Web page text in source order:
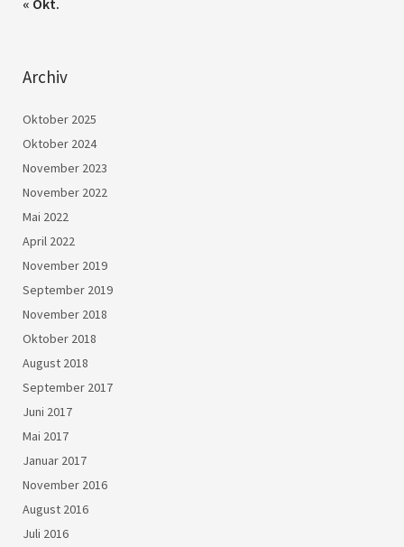
Archiv
Oktober 2025
Oktober 2024
November 2023
November 2022
Mai 2022
April 2022
November 2019
September 2019
November 2018
Oktober 2018
August 2018
September 2017
Juni 2017
Mai 2017
Januar 2017
November 2016
August 2016
Juli 2016